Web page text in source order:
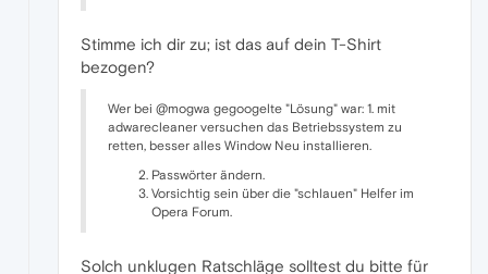
Stimme ich dir zu; ist das auf dein T-Shirt
bezogen?
Wer bei @mogwa gegoogelte "Lösung" war: 1. mit
adwarecleaner versuchen das Betriebssystem zu
retten, besser alles Window Neu installieren.
Passwörter ändern.
Vorsichtig sein über die "schlauen" Helfer im
Opera Forum.
Solch unklugen Ratschläge solltest du bitte für